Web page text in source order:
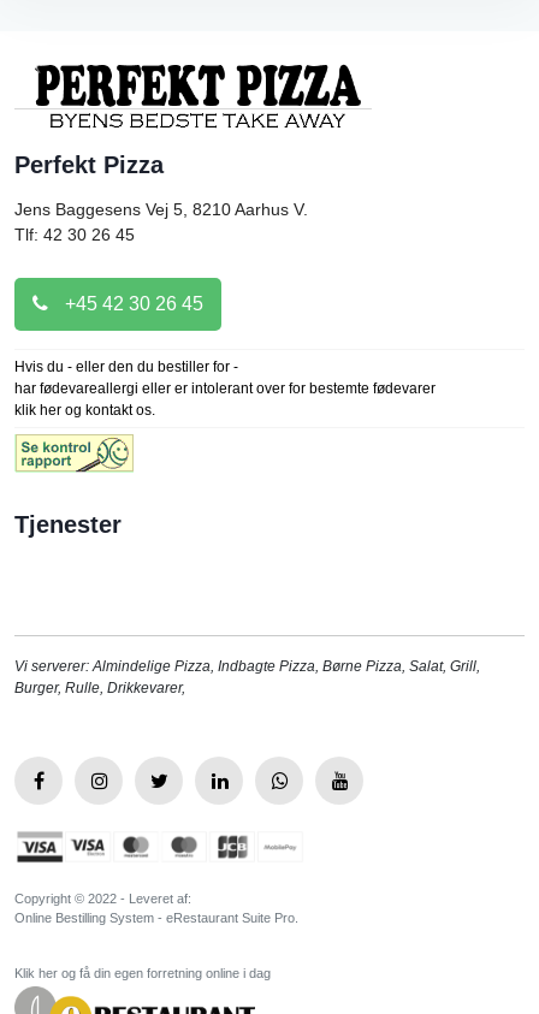
Perfekt Pizza
Jens Baggesens Vej 5, 8210Aarhus V.
Tlf: 42 30 26 45
+45 42 30 26 45
Hvis du - eller den du bestiller for -
har fødevareallergi eller er intolerant over for bestemte fødevarer
klik her og kontakt os.
Tjenester
Vi serverer:Almindelige Pizza, Indbagte Pizza, Børne Pizza, Salat, Grill,
Burger, Rulle, Drikkevarer,
Copyright © 2022 - Leveret af:
Online Bestilling System - eRestaurant Suite Pro.
Klik her og få din egen forretning online i dag